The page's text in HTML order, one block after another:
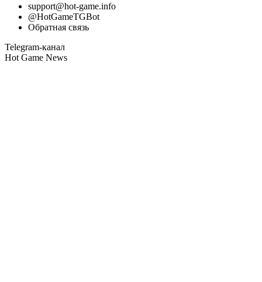
support@hot-game.info
@HotGameTGBot
Обратная связь
Telegram-канал
Hot Game News